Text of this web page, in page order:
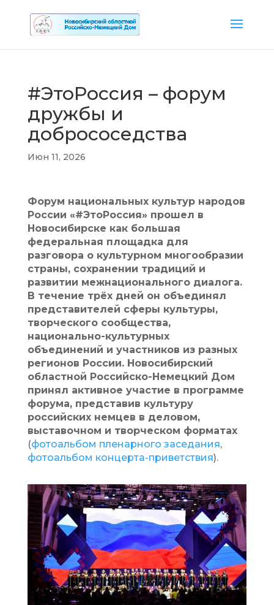
#ЭтоРоссия – форум
дружбы и
добрососедства
Июн 11, 2026
Форум национальных культур народов
России «#ЭтоРоссия» прошел в
Новосибирске как большая
федеральная площадка для
разговора о культурном многообразии
страны, сохранении традиций и
развитии межнационального диалога.
В течение трёх дней он объединял
представителей сферы культуры,
творческого сообщества,
национально-культурных
объединений и участников из разных
регионов России. Новосибирский
областной Российско-Немецкий Дом
принял активное участие в программе
форума, представив культуру
российских немцев в деловом,
выставочном и творческом форматах
(фотоальбом пленарного заседания,
фотоальбом концерта-приветствия).